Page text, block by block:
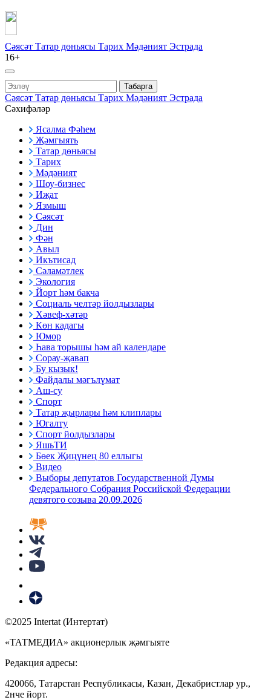
Сәясәт Татар дөньясы Тарих Мәдәният Эстрада
16+
Табарга
Сәясәт Татар дөньясы Тарих Мәдәният Эстрада
Сәхифәләр
Ясалма Фәһем
Җәмгыять
Татар дөньясы
Тарих
Мәдәният
Шоу-бизнес
Иҗат
Язмыш
Сәясәт
Дин
Фән
Авыл
Икътисад
Сәламәтлек
Экология
Йорт һәм бакча
Социаль челтәр йолдызлары
Хәвеф-хәтәр
Көн кадагы
Юмор
Һава торышы һәм ай календаре
Сорау-җавап
Бу кызык!
Файдалы мәгълүмат
Аш-су
Спорт
Татар җырлары һәм клиплары
Югалту
Спорт йолдызлары
ЯшьТИ
Бөек Җиңүнең 80 еллыгы
Видео
Выборы депутатов Государственной Думы
Федерального Собрания Российской Федерации
девятого созыва 20.09.2026
©2025 Intertat (Интертат)
«ТАТМЕДИА» акционерлык җәмгыяте
Редакция адресы:
420066, Татарстан Республикасы, Казан, Декабристлар ур.,
2нче йорт.